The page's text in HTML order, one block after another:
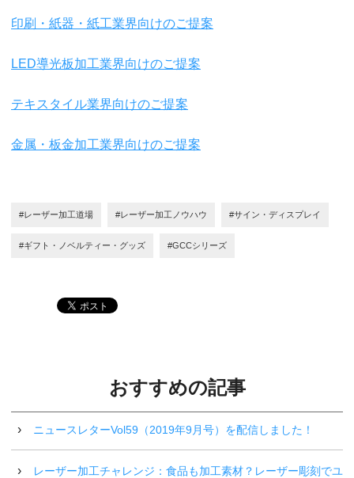
印刷・紙器・紙工業界向けのご提案
LED導光板加工業界向けのご提案
テキスタイル業界向けのご提案
金属・板金加工業界向けのご提案
#レーザー加工道場 #レーザー加工ノウハウ #サイン・ディスプレイ
#ギフト・ノベルティー・グッズ #GCCシリーズ
おすすめの記事
ニュースレターVol59（2019年9月号）を配信しました！
レーザー加工チャレンジ：食品も加工素材？レーザー彫刻でユ